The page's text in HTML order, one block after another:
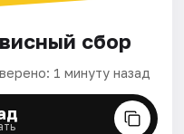
сбор
1 минуту назад